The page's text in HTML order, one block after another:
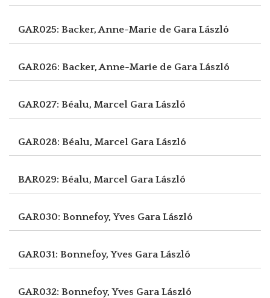
GAR025: Backer, Anne-Marie de Gara László
GAR026: Backer, Anne-Marie de Gara László
GAR027: Béalu, Marcel Gara László
GAR028: Béalu, Marcel Gara László
BAR029: Béalu, Marcel Gara László
GAR030: Bonnefoy, Yves Gara László
GAR031: Bonnefoy, Yves Gara László
GAR032: Bonnefoy, Yves Gara László